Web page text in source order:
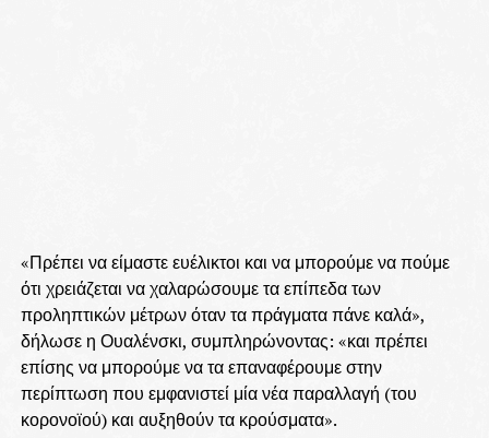
«Πρέπει να είμαστε ευέλικτοι και να μπορούμε να πούμε
ότι χρειάζεται να χαλαρώσουμε τα επίπεδα των
προληπτικών μέτρων όταν τα πράγματα πάνε καλά»,
δήλωσε η Ουαλένσκι, συμπληρώνοντας: «και πρέπει
επίσης να μπορούμε να τα επαναφέρουμε στην
περίπτωση που εμφανιστεί μία νέα παραλλαγή (του
κορονοϊού) και αυξηθούν τα κρούσματα».